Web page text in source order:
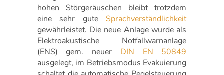
hohen Störgeräuschen bleibt trotzdem
eine sehr guteSprachverständlichkeit
gewährleistet. Die neue Anlage wurde als
Elektroakustische Notfallwarnanlage
(ENS) gem. neuer DIN EN 50849
ausgelegt, im Betriebsmodus Evakuierung